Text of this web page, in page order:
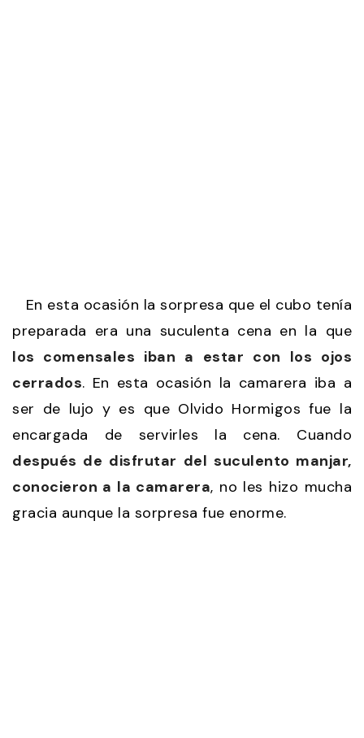
En esta ocasión la sorpresa que el cubo tenía
preparada era una suculenta cena en la que
los comensales iban a estar con los ojos
cerrados. En esta ocasión la camarera iba a
ser de lujo y es que Olvido Hormigos fue la
encargada de servirles la cena. Cuando
después de disfrutar del suculento manjar,
conocieron a la camarera, no les hizo mucha
gracia aunque la sorpresa fue enorme.